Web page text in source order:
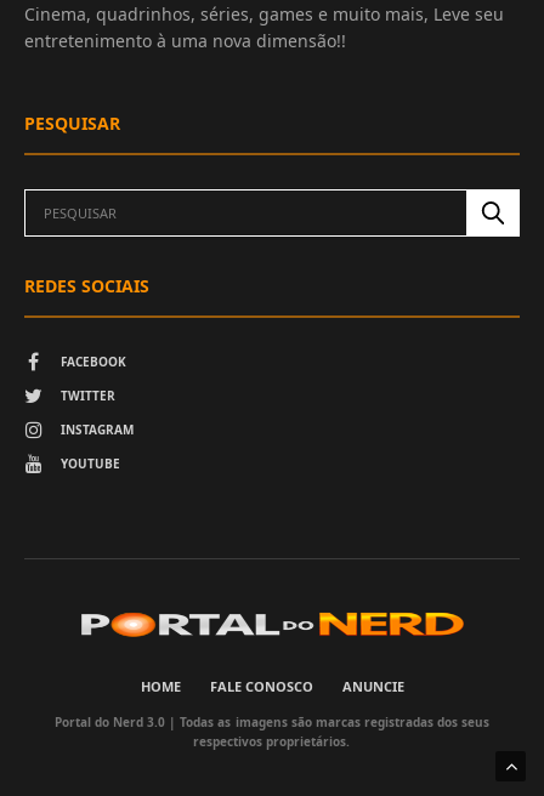
Cinema, quadrinhos, séries, games e muito mais, Leve seu
entretenimento à uma nova dimensão!!
PESQUISAR
REDES SOCIAIS
FACEBOOK
TWITTER
INSTAGRAM
YOUTUBE
HOME FALE CONOSCO ANUNCIE
Portal do Nerd 3.0 | Todas as imagens são marcas registradas dos seus
respectivos proprietários.